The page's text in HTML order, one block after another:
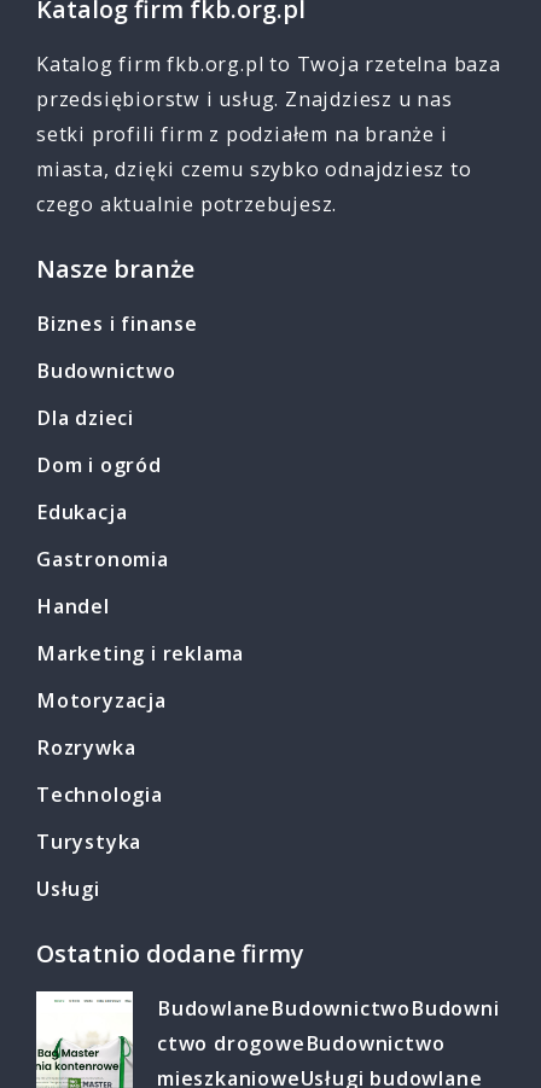
Katalog firm fkb.org.pl
Katalog firm fkb.org.pl to Twoja rzetelna baza
przedsiębiorstw i usług. Znajdziesz u nas
setki profili firm z podziałem na branże i
miasta, dzięki czemu szybko odnajdziesz to
czego aktualnie potrzebujesz.
Nasze branże
Biznes i finanse
Budownictwo
Dla dzieci
Dom i ogród
Edukacja
Gastronomia
Handel
Marketing i reklama
Motoryzacja
Rozrywka
Technologia
Turystyka
Usługi
Ostatnio dodane firmy
BudowlaneBudownictwoBudowni
ctwo drogoweBudownictwo
mieszkanioweUsługi budowlane